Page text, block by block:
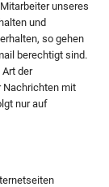
unseres
und
so gehen
berechtigt sind.
der
Nachrichten mit
nur auf